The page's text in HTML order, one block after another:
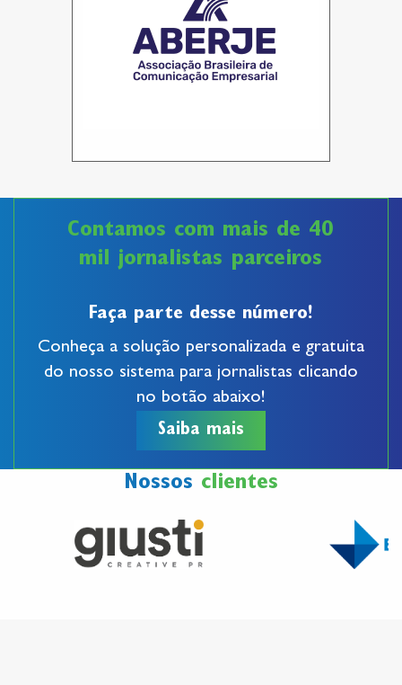
Contamos com mais de 40
mil jornalistas parceiros
Faça parte desse número!
Conheça a solução personalizada e gratuita
do nosso sistema para jornalistas clicando
no botão abaixo!
Saiba mais
Nossos clientes